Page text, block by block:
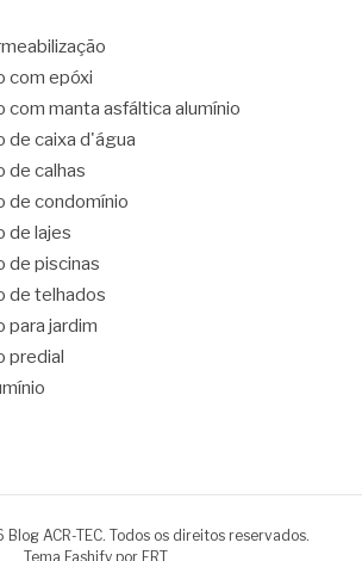
com epóxi
com manta asfáltica alumínio
de caixa d'água
de calhas
de condomínio
de lajes
de piscinas
de telhados
para jardim
predial
ACR-TEC. Todos os direitos reservados.
Tema Fashify por FRT